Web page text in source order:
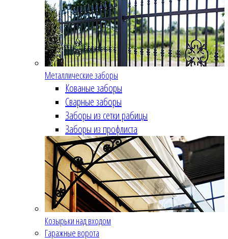
Металлические заборы
Кованые заборы
Сварные заборы
Заборы из сетки рабицы
Заборы из профлиста
Козырьки над входом
Гаражные ворота